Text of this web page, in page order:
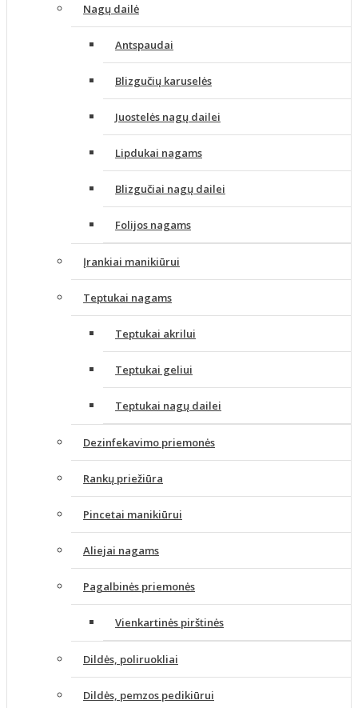
Nagų dailė
Antspaudai
Blizgučių karuselės
Juostelės nagų dailei
Lipdukai nagams
Blizgučiai nagų dailei
Folijos nagams
Įrankiai manikiūrui
Teptukai nagams
Teptukai akrilui
Teptukai geliui
Teptukai nagų dailei
Dezinfekavimo priemonės
Rankų priežiūra
Pincetai manikiūrui
Aliejai nagams
Pagalbinės priemonės
Vienkartinės pirštinės
Dildės, poliruokliai
Dildės, pemzos pedikiūrui